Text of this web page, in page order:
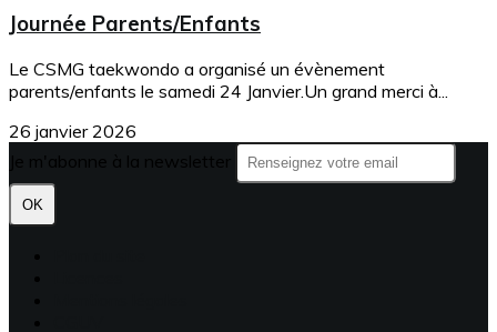
Journée Parents/Enfants
Le CSMG taekwondo a organisé un évènement
parents/enfants le samedi 24 Janvier.Un grand merci à...
26 janvier 2026
OK